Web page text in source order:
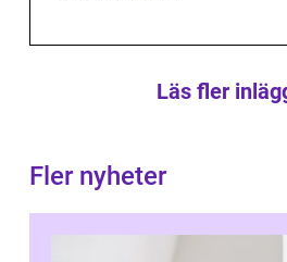
Läs fler
Fler nyheter